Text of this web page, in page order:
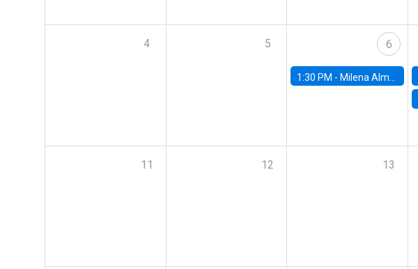
4 5 6
1:30 PM - Milena Almagro, University of ChicagoChicago Booth School of Business
11 12 13